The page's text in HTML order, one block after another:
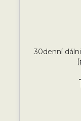
30denní